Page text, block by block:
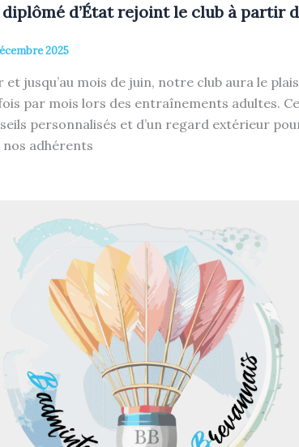
d’État rejoint le club à partir
2025
jusqu’au mois de juin, notre club aura le
par mois lors des entraînements adultes.
personnalisés et d’un regard extérieur
adhérents